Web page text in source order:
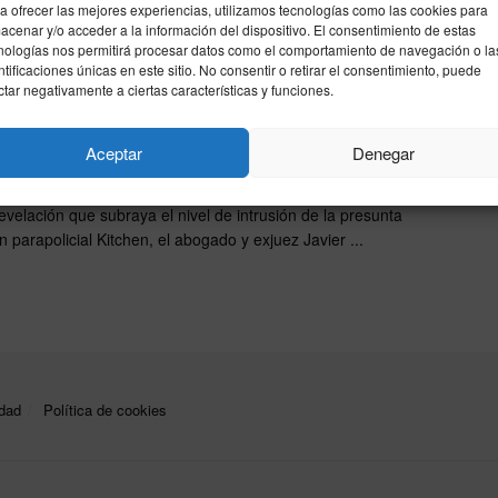
ofrecer las mejores experiencias, utilizamos tecnologías como las cookies para
y/o acceder a la información del dispositivo. El consentimiento de estas
nos permitirá procesar datos como el comportamiento de navegación o
únicas en este sitio. No consentir o retirar el consentimiento, puede
negativamente a ciertas características y funciones.
Aceptar Denegar
...
el espionaje íntimo en Kitchen:
de Liaño vio fotos de Bárcenas en la
de la cárcel
que subraya el nivel de intrusión de la presunta
parapolicial Kitchen, el abogado y exjuez Javier ...
Política de cookies